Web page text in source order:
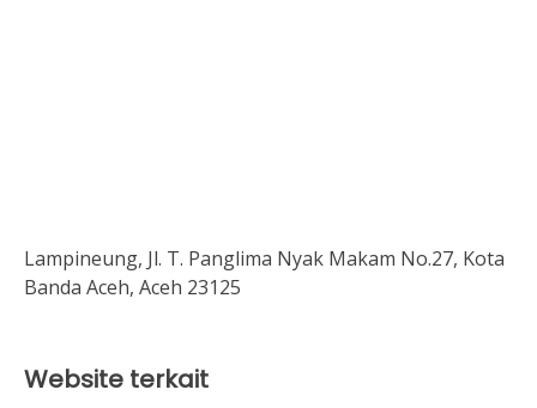
Lampineung, Jl. T. Panglima Nyak Makam No.27, Kota
Banda Aceh, Aceh 23125
Website terkait